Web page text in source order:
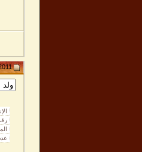
06-12-2011, 08:12 AM